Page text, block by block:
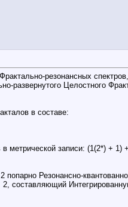
резонансных
Целостного
в составе:
метрической записи: (1(2*) +
Резонансно-
составляющий